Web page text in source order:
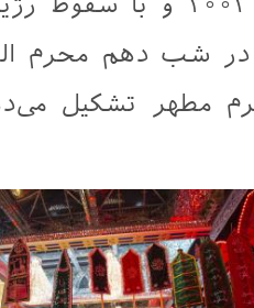
شب دهم محرم
مطهر تشکیل